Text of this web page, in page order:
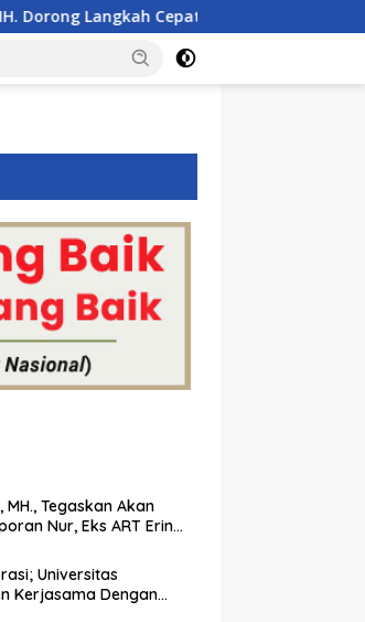
Cepat Pemerintah
MH., Tegaskan Akan
Nur, Eks ART Erin
Universitas
Kerjasama Dengan